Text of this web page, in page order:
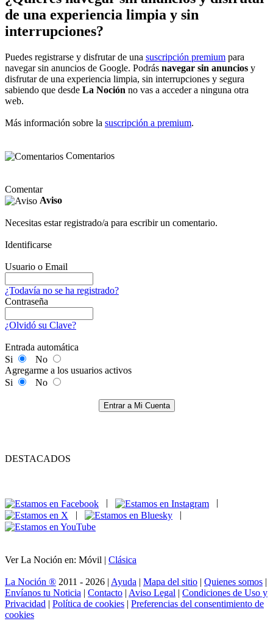
de una experiencia limpia y sin
interrupciones?
Puedes registrarse y disfrutar de una suscripción premium para
navegar sin anuncios de Google. Podrás navegar sin anuncios y
disfrutar de una experiencia limpia, sin interrupciones y segura
sabiendo que desde La Noción no vas a acceder a ninguna otra
web.
Más información sobre la suscripción a premium.
Comentarios
Comentar
Aviso
Necesitas estar registrado/a para escribir un comentario.
Identificarse
Usuario o Email
¿Todavía no se ha registrado?
Contraseña
¿Olvidó su Clave?
Entrada automática
Si
No
Agregarme a los usuarios activos
Si
No
Entrar a Mi Cuenta
DESTACADOS
|
|
Ver La Noción en: Móvil | Clásica
La Noción ® 2011 - 2026 | Ayuda | Mapa del sitio | Quienes somos |
Envíanos tu Noticia | Contacto | Aviso Legal | Condiciones de Uso y
Privacidad | Política de cookies | Preferencias del consentimiento de
cookies